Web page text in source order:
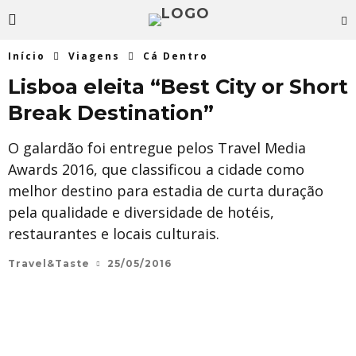
Início Viagens Cá Dentro
Lisboa eleita “Best City or Short
Break Destination”
O galardão foi entregue pelos Travel Media
Awards 2016, que classificou a cidade como
melhor destino para estadia de curta duração
pela qualidade e diversidade de hotéis,
restaurantes e locais culturais.
Travel&Taste 25/05/2016